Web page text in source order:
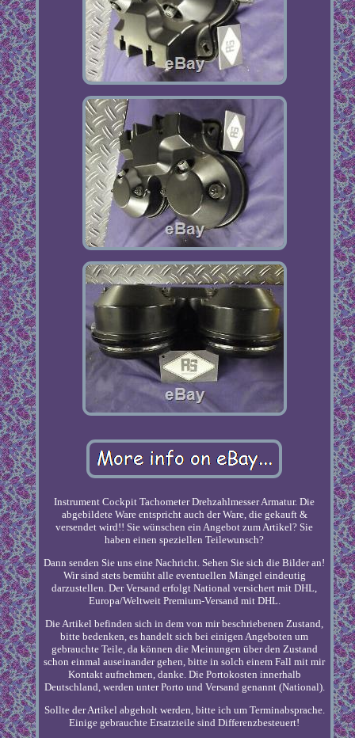
Instrument Cockpit Tachometer Drehzahlmesser Armatur. Die
abgebildete Ware entspricht auch der Ware, die gekauft &
versendet wird!! Sie wünschen ein Angebot zum Artikel? Sie
haben einen speziellen Teilewunsch?
Dann senden Sie uns eine Nachricht. Sehen Sie sich die Bilder an!
Wir sind stets bemüht alle eventuellen Mängel eindeutig
darzustellen. Der Versand erfolgt National versichert mit DHL,
Europa/Weltweit Premium-Versand mit DHL.
Die Artikel befinden sich in dem von mir beschriebenen Zustand,
bitte bedenken, es handelt sich bei einigen Angeboten um
gebrauchte Teile, da können die Meinungen über den Zustand
schon einmal auseinander gehen, bitte in solch einem Fall mit mir
Kontakt aufnehmen, danke. Die Portokosten innerhalb
Deutschland, werden unter Porto und Versand genannt (National).
Sollte der Artikel abgeholt werden, bitte ich um Terminabsprache.
Einige gebrauchte Ersatzteile sind Differenzbesteuert!